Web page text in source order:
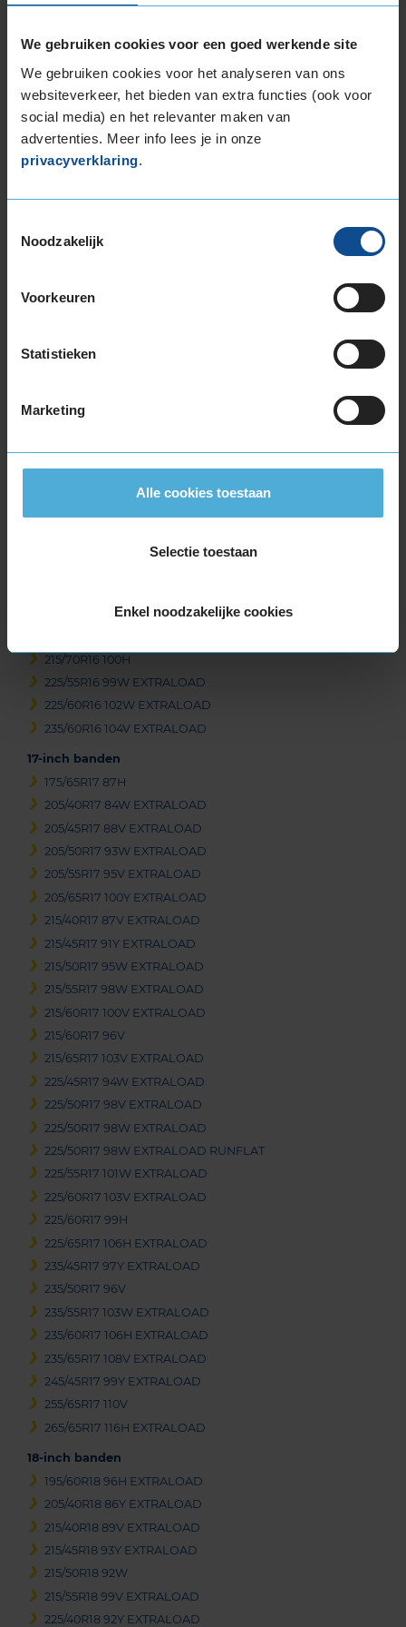
We gebruiken cookies voor een goed werkende site
We gebruiken cookies voor het analyseren van ons
websiteverkeer, het bieden van extra functies (ook voor
social media) en het relevanter maken van
advertenties. Meer info lees je in onze
privacyverklaring.
Noodzakelijk
Voorkeuren
Statistieken
Marketing
Alle cookies toestaan
Selectie toestaan
Enkel noodzakelijke cookies
195/60R15 88V
195/65R15 91V
195/65R15 95H EXTRALOAD
205/60R15 91V
205/60R15 91V
205/65R15 94H
205/70R15 96T
16-inch banden
185/55R16 87V EXTRALOAD
195/50R16 88V EXTRALOAD
195/60R16 93V EXTRALOAD
205/55R16 94H EXTRALOAD
205/55R16 94W EXTRALOAD RUNFLAT
205/60R16 96V EXTRALOAD
205/65R16 95H
215/45R16 90V EXTRALOAD
215/60R16 99V EXTRALOAD
215/70R16 100H
225/55R16 99W EXTRALOAD
225/60R16 102W EXTRALOAD
235/60R16 104V EXTRALOAD
17-inch banden
175/65R17 87H
205/40R17 84W EXTRALOAD
205/45R17 88V EXTRALOAD
205/50R17 93W EXTRALOAD
205/55R17 95V EXTRALOAD
205/65R17 100Y EXTRALOAD
215/40R17 87V EXTRALOAD
215/45R17 91Y EXTRALOAD
215/50R17 95W EXTRALOAD
215/55R17 98W EXTRALOAD
215/60R17 100V EXTRALOAD
215/60R17 96V
215/65R17 103V EXTRALOAD
225/45R17 94W EXTRALOAD
225/50R17 98V EXTRALOAD
225/50R17 98W EXTRALOAD
225/50R17 98W EXTRALOAD RUNFLAT
225/55R17 101W EXTRALOAD
225/60R17 103V EXTRALOAD
225/60R17 99H
225/65R17 106H EXTRALOAD
235/45R17 97Y EXTRALOAD
235/50R17 96V
235/55R17 103W EXTRALOAD
235/60R17 106H EXTRALOAD
235/65R17 108V EXTRALOAD
245/45R17 99Y EXTRALOAD
255/65R17 110V
265/65R17 116H EXTRALOAD
18-inch banden
195/60R18 96H EXTRALOAD
205/40R18 86Y EXTRALOAD
215/40R18 89V EXTRALOAD
215/45R18 93Y EXTRALOAD
215/50R18 92W
215/55R18 99V EXTRALOAD
225/40R18 92Y EXTRALOAD